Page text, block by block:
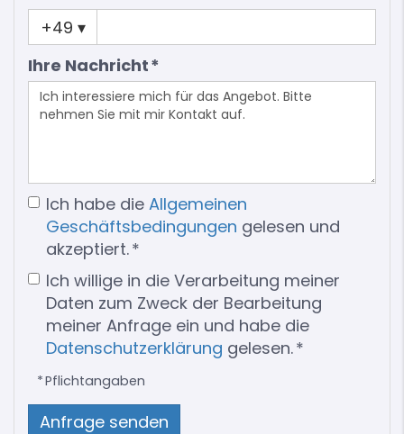
+49 ▾
Ihre Nachricht *
Ich habe die Allgemeinen
Geschäftsbedingungen gelesen und
akzeptiert. *
Ich willige in die Verarbeitung meiner
Daten zum Zweck der Bearbeitung
meiner Anfrage ein und habe die
Datenschutzerklärung gelesen. *
* Pflichtangaben
Anfrage senden